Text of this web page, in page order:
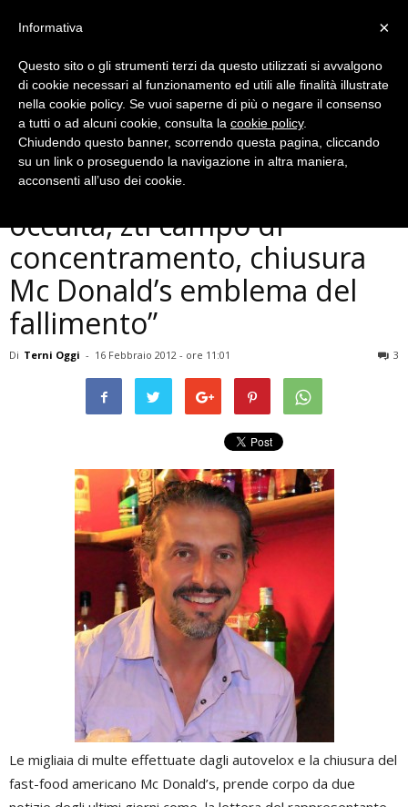
Politica
Bartoli: ”Autovelox tassa
occulta, ztl campo di
concentramento, chiusura
Mc Donald’s emblema del
fallimento”
Di Terni Oggi - 16 Febbraio 2012 - ore 11:01 3
Le migliaia di multe effettuate dagli autovelox e la chiusura del
fast-food americano Mc Donald’s, prende corpo da due
×
Informativa
Questo sito o gli strumenti terzi da questo utilizzati si avvalgono
di cookie necessari al funzionamento ed utili alle finalità illustrate
nella cookie policy. Se vuoi saperne di più o negare il consenso
a tutti o ad alcuni cookie, consulta la cookie policy.
Chiudendo questo banner, scorrendo questa pagina, cliccando
su un link o proseguendo la navigazione in altra maniera,
acconsenti all’uso dei cookie.